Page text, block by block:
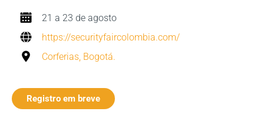
21 a 23 de agosto
https://securityfaircolombia.com/
Corferias, Bogotá.
Registro em breve